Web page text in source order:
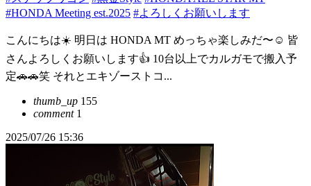
#HONDA Meeting est.2025 #よろしくお願いします
こんにちは☀️ 明日は HONDA MT めっちゃ楽しみだ〜☺️ 皆
さんよろしくお願いします👍 10台以上でカルガモで搬入予
定🚗🚗笑 それとエキゾーストコ...
thumb_up 155
comment1
2025/07/26 15:36